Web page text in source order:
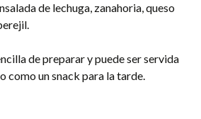
de lechuga, zanahoria, queso
de preparar y puede ser servida
como un snack para la tarde.